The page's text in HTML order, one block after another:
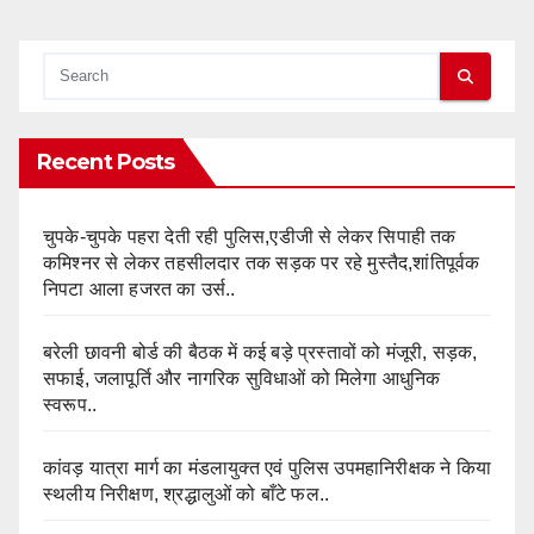
Recent Posts
चुपके-चुपके पहरा देती रही पुलिस,एडीजी से लेकर सिपाही तक
कमिश्नर से लेकर तहसीलदार तक सड़क पर रहे मुस्तैद,शांतिपूर्वक
निपटा आला हजरत का उर्स..
बरेली छावनी बोर्ड की बैठक में कई बड़े प्रस्तावों को मंजूरी, सड़क,
सफाई, जलापूर्ति और नागरिक सुविधाओं को मिलेगा आधुनिक
स्वरूप..
कांवड़ यात्रा मार्ग का मंडलायुक्त एवं पुलिस उपमहानिरीक्षक ने किया
स्थलीय निरीक्षण, श्रद्धालुओं को बाँटे फल..